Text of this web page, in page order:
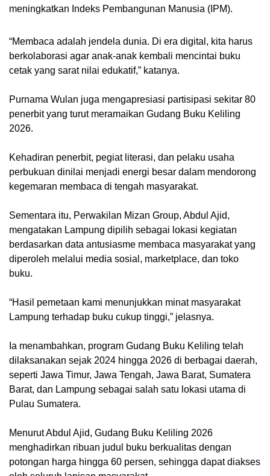
meningkatkan Indeks Pembangunan Manusia (IPM).
“Membaca adalah jendela dunia. Di era digital, kita harus
berkolaborasi agar anak-anak kembali mencintai buku
cetak yang sarat nilai edukatif,” katanya.
Purnama Wulan juga mengapresiasi partisipasi sekitar 80
penerbit yang turut meramaikan Gudang Buku Keliling
2026.
Kehadiran penerbit, pegiat literasi, dan pelaku usaha
perbukuan dinilai menjadi energi besar dalam mendorong
kegemaran membaca di tengah masyarakat.
Sementara itu, Perwakilan Mizan Group, Abdul Ajid,
mengatakan Lampung dipilih sebagai lokasi kegiatan
berdasarkan data antusiasme membaca masyarakat yang
diperoleh melalui media sosial, marketplace, dan toko
buku.
“Hasil pemetaan kami menunjukkan minat masyarakat
Lampung terhadap buku cukup tinggi,” jelasnya.
Ia menambahkan, program Gudang Buku Keliling telah
dilaksanakan sejak 2024 hingga 2026 di berbagai daerah,
seperti Jawa Timur, Jawa Tengah, Jawa Barat, Sumatera
Barat, dan Lampung sebagai salah satu lokasi utama di
Pulau Sumatera.
Menurut Abdul Ajid, Gudang Buku Keliling 2026
menghadirkan ribuan judul buku berkualitas dengan
potongan harga hingga 60 persen, sehingga dapat diakses